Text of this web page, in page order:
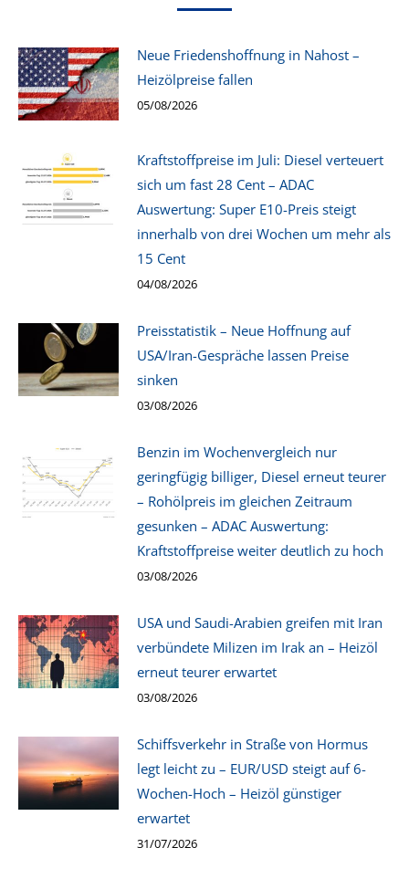
Neue Friedenshoffnung in Nahost –
Heizölpreise fallen
05/08/2026
Kraftstoffpreise im Juli: Diesel verteuert
sich um fast 28 Cent – ADAC
Auswertung: Super E10-Preis steigt
innerhalb von drei Wochen um mehr als
15 Cent
04/08/2026
Preisstatistik – Neue Hoffnung auf
USA/Iran-Gespräche lassen Preise
sinken
03/08/2026
Benzin im Wochenvergleich nur
geringfügig billiger, Diesel erneut teurer
– Rohölpreis im gleichen Zeitraum
gesunken – ADAC Auswertung:
Kraftstoffpreise weiter deutlich zu hoch
03/08/2026
USA und Saudi-Arabien greifen mit Iran
verbündete Milizen im Irak an – Heizöl
erneut teurer erwartet
03/08/2026
Schiffsverkehr in Straße von Hormus
legt leicht zu – EUR/USD steigt auf 6-
Wochen-Hoch – Heizöl günstiger
erwartet
31/07/2026